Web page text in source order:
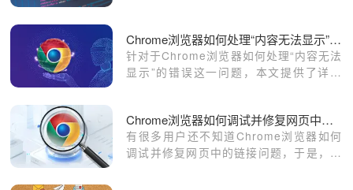
Chrome浏览器如何处理“内容无法显示”的错误
针对于Chrome浏览器如何处理“内容无法
显示”的错误这一问题，本文提供了详细
Chrome浏览器如何调试并修复网页中的链接问题
有很多用户还不知道Chrome浏览器如何
调试并修复网页中的链接问题，于是，本